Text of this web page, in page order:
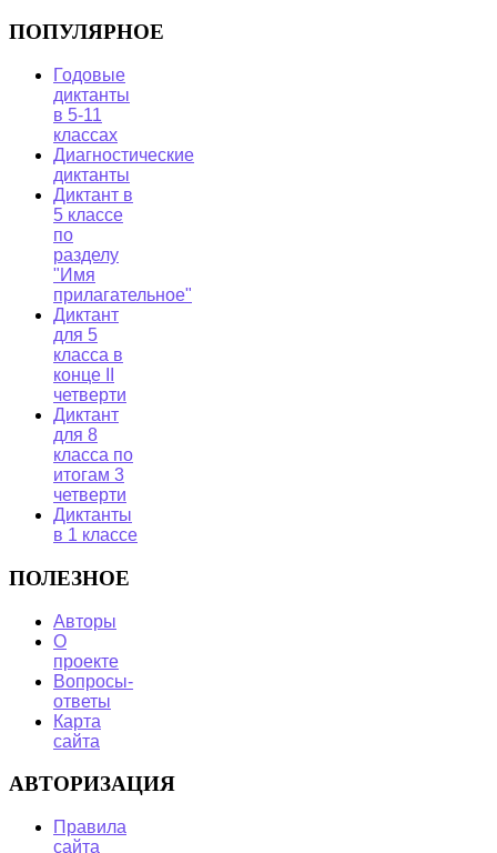
ПОПУЛЯРНОЕ
Годовые
диктанты
в 5-11
классах
Диагностические
диктанты
Диктант в
5 классе
по
разделу
"Имя
прилагательное"
Диктант
для 5
класса в
конце II
четверти
Диктант
для 8
класса по
итогам 3
четверти
Диктанты
в 1 классе
ПОЛЕЗНОЕ
Авторы
О
проекте
Вопросы-
ответы
Карта
сайта
АВТОРИЗАЦИЯ
Правила
сайта